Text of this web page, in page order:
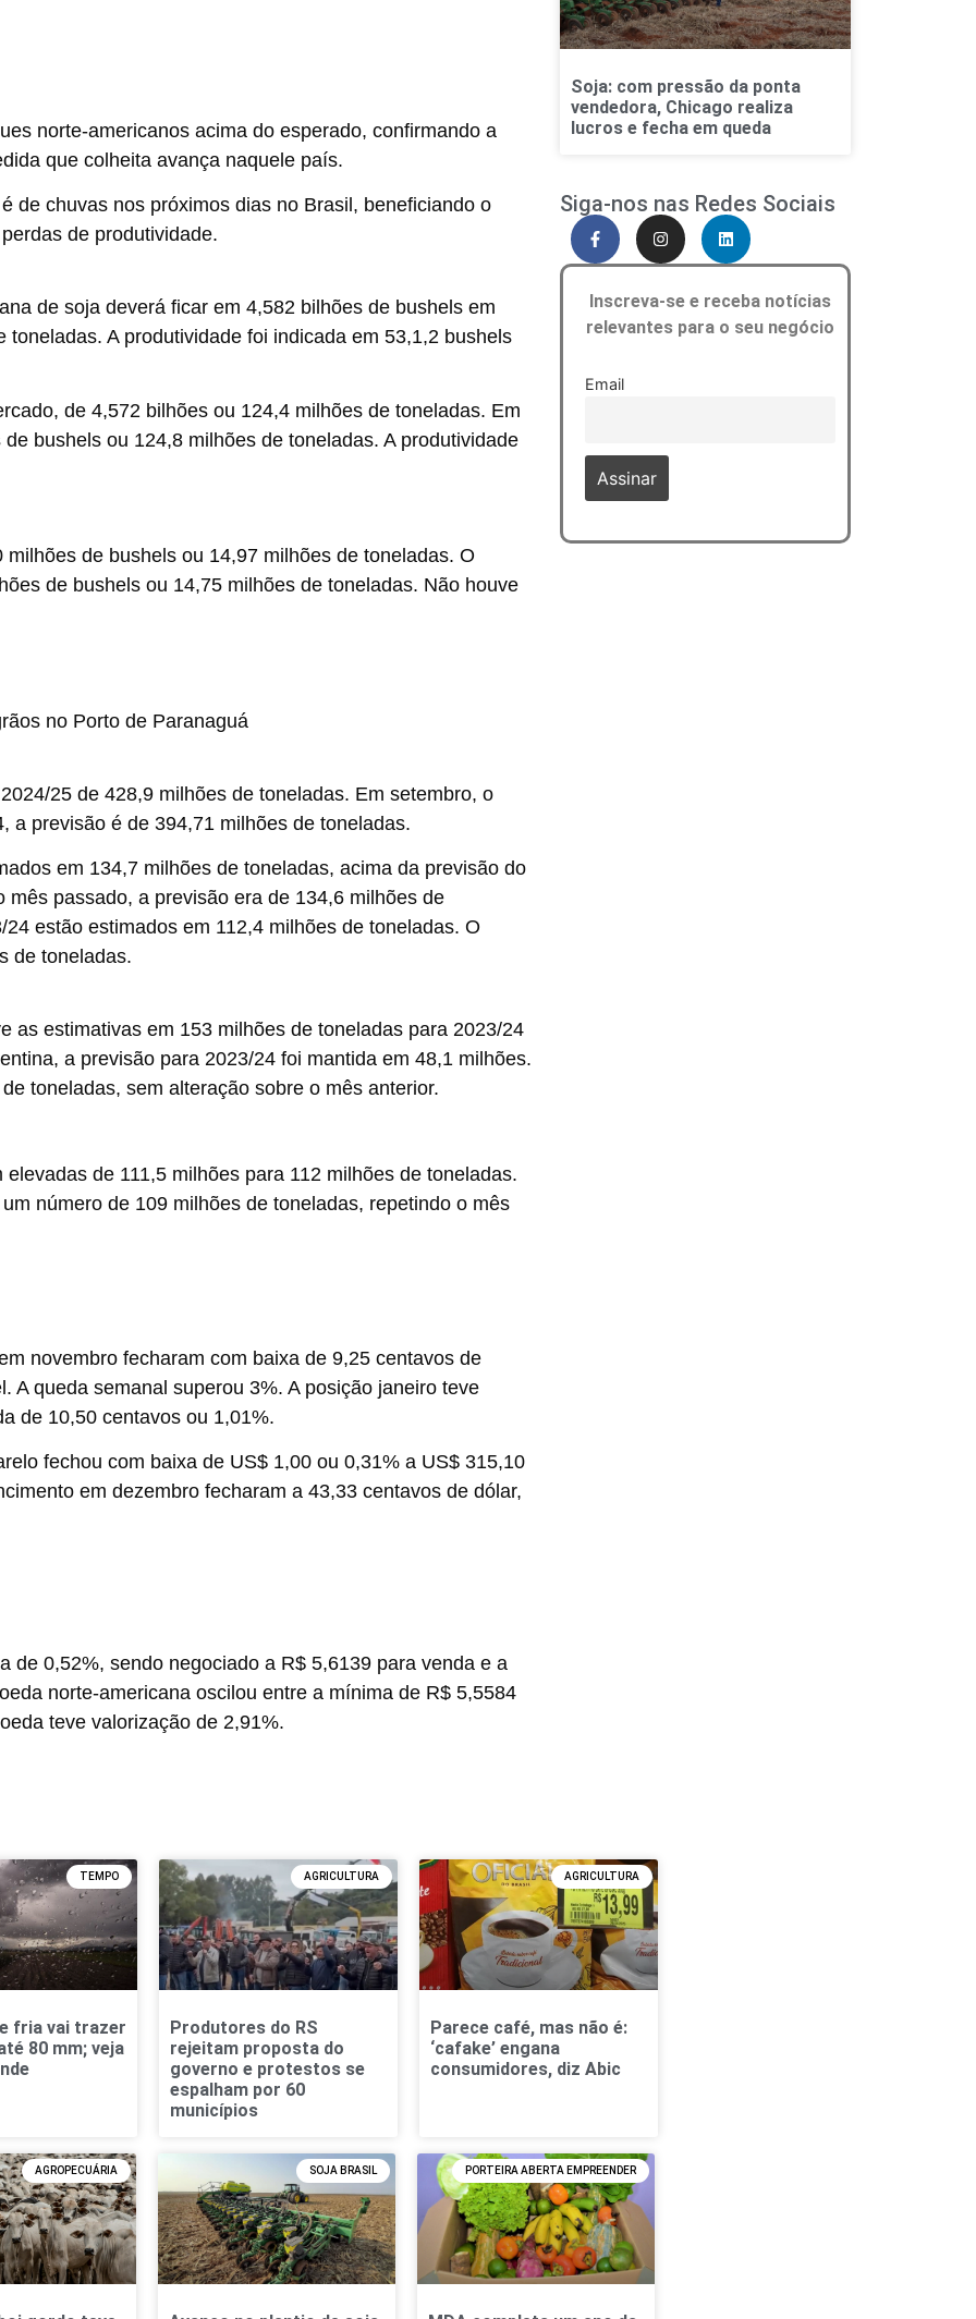
norte-americanos acima do esperado, confirmando a
que colheita avança naquele país.
de chuvas nos próximos dias no Brasil, beneficiando o
de produtividade.
de soja deverá ficar em 4,582 bilhões de bushels em
A produtividade foi indicada em 53,1,2 bushels
de 4,572 bilhões ou 124,4 milhões de toneladas. Em
bushels ou 124,8 milhões de toneladas. A produtividade
de bushels ou 14,97 milhões de toneladas. O
de bushels ou 14,75 milhões de toneladas. Não houve
25 de 428,9 milhões de toneladas. Em setembro, o
a previsão é de 394,71 milhões de toneladas.
em 134,7 milhões de toneladas, acima da previsão do
passado, a previsão era de 134,6 milhões de
estão estimados em 112,4 milhões de toneladas. O
de toneladas.
as estimativas em 153 milhões de toneladas para 2023/24
a previsão para 2023/24 foi mantida em 48,1 milhões.
toneladas, sem alteração sobre o mês anterior.
de 111,5 milhões para 112 milhões de toneladas.
número de 109 milhões de toneladas, repetindo o mês
novembro fecharam com baixa de 9,25 centavos de
. A queda semanal superou 3%. A posição janeiro teve
de 10,50 centavos ou 1,01%.
fechou com baixa de US$ 1,00 ou 0,31% a US$ 315,10
em dezembro fecharam a 43,33 centavos de dólar,
de 0,52%, sendo negociado a R$ 5,6139 para venda e a
norte-americana oscilou entre a mínima de R$ 5,5584
teve valorização de 2,91%.
Soja: com pressão da ponta
vendedora, Chicago realiza
lucros e fecha em queda
Siga-nos nas Redes Sociais
Inscreva-se e receba notícias
relevantes para o seu negócio
Email
TEMPO
fria vai trazer
80 mm; veja
AGRICULTURA
Produtores do RS
rejeitam proposta do
governo e protestos se
espalham por 60
municípios
AGRICULTURA
Parece café, mas não é:
‘cafake’ engana
consumidores, diz Abic
AGROPECUÁRIA SOJA BRASIL PORTEIRA ABERTA EMPREENDER